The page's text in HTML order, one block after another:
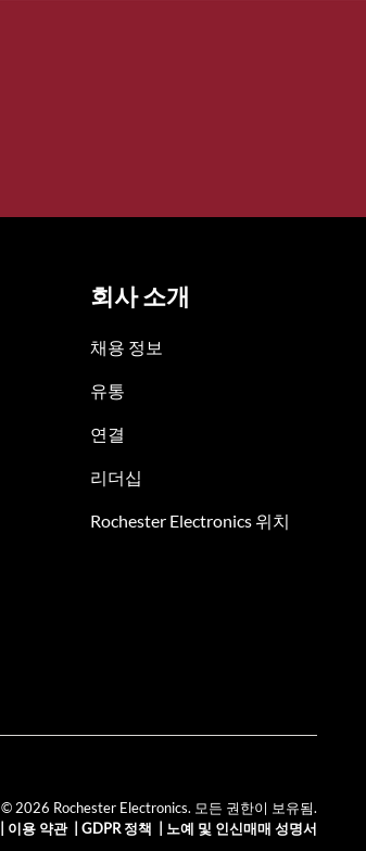
회사 소개
채용 정보
유통
연결
리더십
Rochester Electronics 위치
© 2026 Rochester Electronics. 모든 권한이 보유됨.
이용 약관| GDPR 정책 노예 및 인신매매 성명서